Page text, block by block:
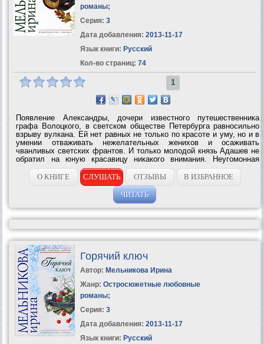
романы;
Серия: 3
Дата добавления: 2013-11-17
Язык книги: Русский
Кол-во страниц: 74
1
Появление Александры, дочери известного путешественника
графа Волоцкого, в светском обществе Петербурга равносильно
взрыву вулкана. Ей нет равных не только по красоте и уму, но и в
умении отваживать нежелательных женихов и осаживать
чванливых светских франтов. И только молодой князь Адашев не
обратил на юную красавицу никакого внимания. Неугомонная
Александра решает за это наказать князя, и вскоре в его доме
появляется новая...
О КНИГЕ СЛУШАТЬ ОТЗЫВЫ
В ИЗБРАННОЕ
ЧИТАТЬ
Горячий ключ
Автор: Мельникова Ирина
Жанр: Остросюжетные любовные
романы;
Серия: 3
Дата добавления: 2013-11-17
Язык книги: Русский